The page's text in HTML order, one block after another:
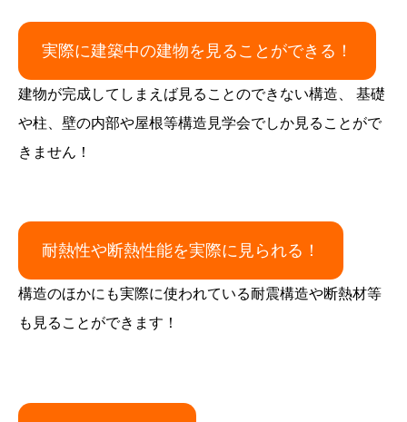
実際に建築中の建物を見ることができる！
建物が完成してしまえば見ることのできない構造、 基礎
や柱、壁の内部や屋根等構造見学会でしか見ることがで
きません！
耐熱性や断熱性能を実際に見られる！
構造のほかにも実際に使われている耐震構造や断熱材等
も見ることができます！